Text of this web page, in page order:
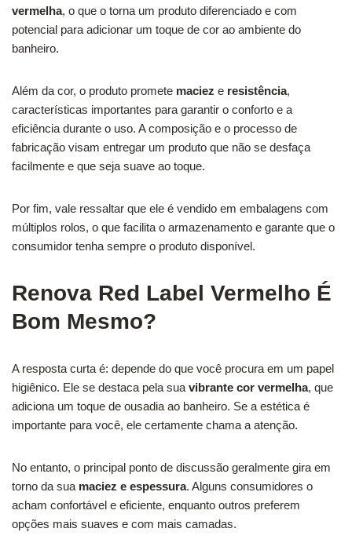
vermelha, o que o torna um produto diferenciado e com
potencial para adicionar um toque de cor ao ambiente do
banheiro.
Além da cor, o produto promete maciez e resistência,
características importantes para garantir o conforto e a
eficiência durante o uso. A composição e o processo de
fabricação visam entregar um produto que não se desfaça
facilmente e que seja suave ao toque.
Por fim, vale ressaltar que ele é vendido em embalagens com
múltiplos rolos, o que facilita o armazenamento e garante que o
consumidor tenha sempre o produto disponível.
Renova Red Label Vermelho É
Bom Mesmo?
A resposta curta é: depende do que você procura em um papel
higiênico. Ele se destaca pela sua vibrante cor vermelha, que
adiciona um toque de ousadia ao banheiro. Se a estética é
importante para você, ele certamente chama a atenção.
No entanto, o principal ponto de discussão geralmente gira em
torno da sua maciez e espessura. Alguns consumidores o
acham confortável e eficiente, enquanto outros preferem
opções mais suaves e com mais camadas.